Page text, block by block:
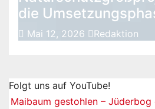
die
Mai 12, 2026 Redaktion
Folgt uns auf YouTube!
Maibaum gestohlen –